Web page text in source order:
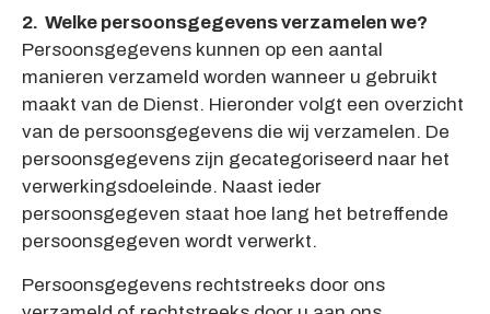
2. Welke persoonsgegevens verzamelen we?
Persoonsgegevens kunnen op een aantal
manieren verzameld worden wanneer u gebruikt
maakt van de Dienst. Hieronder volgt een overzicht
van de persoonsgegevens die wij verzamelen. De
persoonsgegevens zijn gecategoriseerd naar het
verwerkingsdoeleinde. Naast ieder
persoonsgegeven staat hoe lang het betreffende
persoonsgegeven wordt verwerkt.
Persoonsgegevens rechtstreeks door ons